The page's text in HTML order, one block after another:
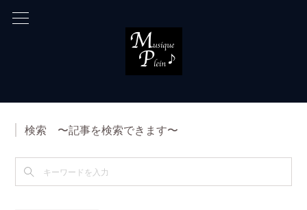
検索 〜記事を検索できます〜